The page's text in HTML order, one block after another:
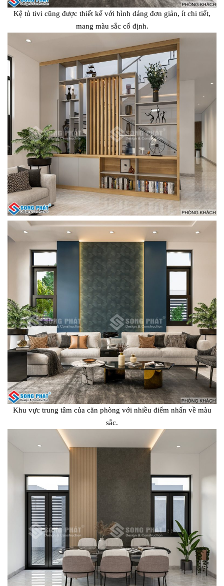
Kệ tủ tivi cũng được thiết kế với hình dáng đơn giản, ít chi tiết,
mang màu sắc cố định.
Khu vực trung tâm của căn phòng với nhiều điểm nhấn về màu
sắc.